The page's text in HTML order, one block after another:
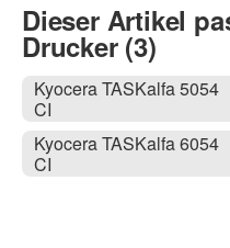
Dieser Artikel
Drucker (3)
Kyocera TASKalfa 5054
CI
Kyocera TASKalfa 6054
CI